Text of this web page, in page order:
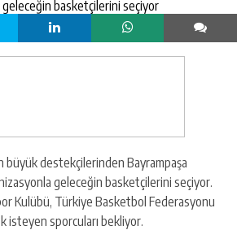
büyük destekçilerinden Bayrampaşa
geleceğin basketçilerini seçiyor.
Kulübü, Türkiye Basketbol Federasyonu
isteyen sporcuları bekliyor.